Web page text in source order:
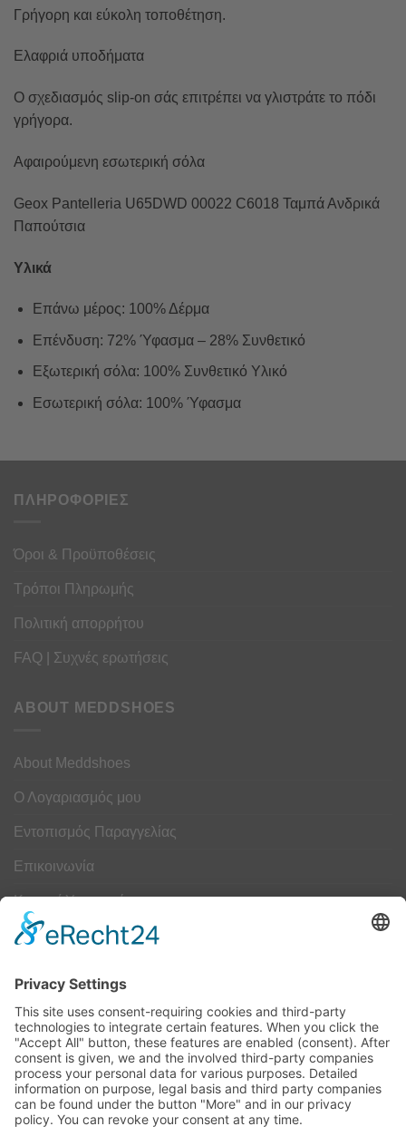
Γρήγορη και εύκολη τοποθέτηση.
Ελαφριά υποδήματα
Ο σχεδιασμός slip-on σάς επιτρέπει να γλιστράτε το πόδι
γρήγορα.
Αφαιρούμενη εσωτερική σόλα
Geox Pantelleria U65DWD 00022 C6018 Ταμπά Ανδρικά
Παπούτσια
Υλικά
Επάνω μέρος: 100% Δέρμα
Επένδυση: 72% Ύφασμα – 28% Συνθετικό
Εξωτερική σόλα: 100% Συνθετικό Υλικό
Εσωτερική σόλα: 100% Ύφασμα
ΠΛΗΡΟΦΟΡΙΕΣ
Όροι & Προϋποθέσεις
Τρόποι Πληρωμής
Πολιτική απορρήτου
FAQ | Συχνές ερωτήσεις
ABOUT MEDDSHOES
About Meddshoes
Ο Λογαριασμός μου
Εντοπισμός Παραγγελίας
Επικοινωνία
Κουμπί Υπαναχώρησης
Camper Οδηγός Μεγεθών
ΤΕΧΝΟΛΟΓΙΑ
Τεχνολογία